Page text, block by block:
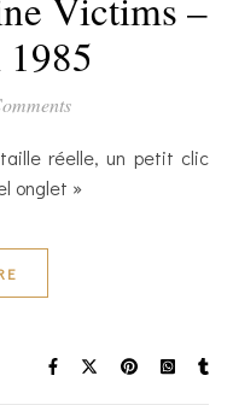
onglet »